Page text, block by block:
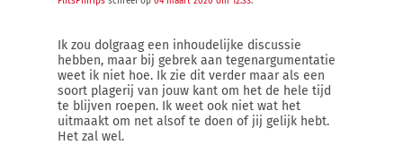
Ik zou dolgraag een inhoudelijke discussie
hebben, maar bij gebrek aan tegenargumentatie
weet ik niet hoe. Ik zie dit verder maar als een
soort plagerij van jouw kant om het de hele tijd
te blijven roepen. Ik weet ook niet wat het
uitmaakt om net alsof te doen of jij gelijk hebt.
Het zal wel.